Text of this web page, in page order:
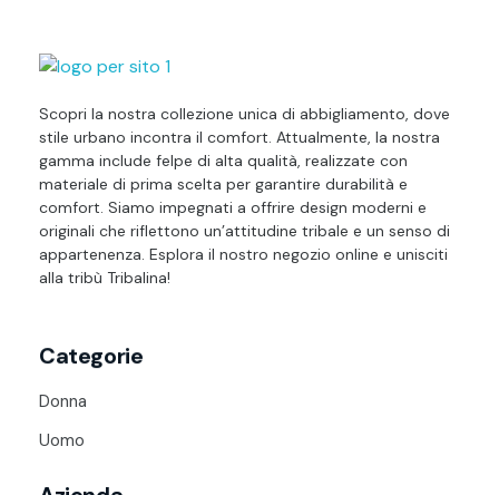
Scopri la nostra collezione unica di abbigliamento, dove
stile urbano incontra il comfort. Attualmente, la nostra
gamma include felpe di alta qualità, realizzate con
materiale di prima scelta per garantire durabilità e
comfort. Siamo impegnati a offrire design moderni e
originali che riflettono un’attitudine tribale e un senso di
appartenenza. Esplora il nostro negozio online e unisciti
alla tribù Tribalina!
Categorie
Donna
Uomo